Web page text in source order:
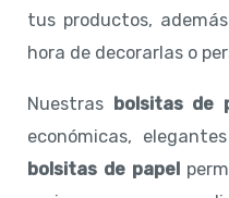
tus productos,
hora de decorarlas o
Nuestras bolsitas de
económicas,
bolsitas de papel